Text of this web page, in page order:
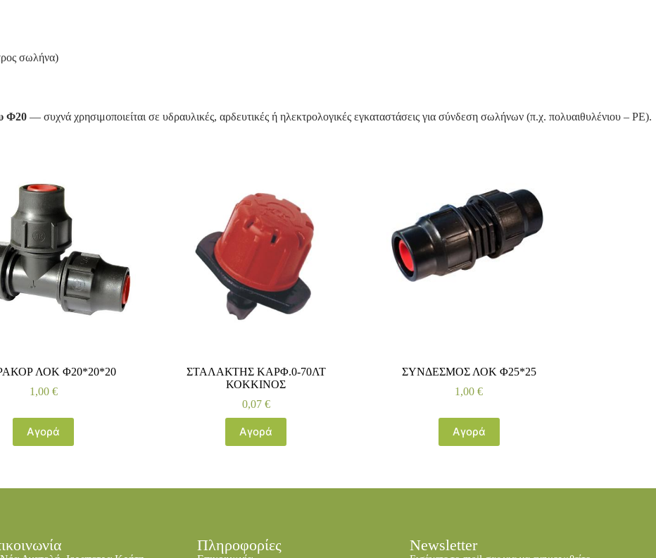
σωλήνα)
Φ20 — συχνά χρησιμοποιείται σε υδραυλικές, αρδευτικές ή ηλεκτρολογικές εγκαταστάσεις για σύνδεση σωλήνων (π.χ. πολυαιθυλένιου – PE).
ΛΟΚ Φ20*20*20
1,00 €
Αγορά
ΣΤΑΛΑΚΤΗΣ ΚΑΡΦ.0-70ΛΤ
ΚΟΚΚΙΝΟΣ
0,07 €
Αγορά
ΣΥΝΔΕΣΜΟΣ ΛΟΚ Φ25*25
1,00€
Αγορά
Πληροφορίες Newsletter